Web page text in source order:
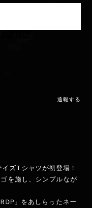
通報する
ズTシャツが初登場！
を施し、シンプルなが
」をあしらったネー